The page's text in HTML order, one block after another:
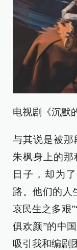
电视剧《沉默
与其说是被那
朱枫身上的那
日子，却为
路。他们的人
哀民生之多艰
俱欢颜”的中
吸引我和编剧